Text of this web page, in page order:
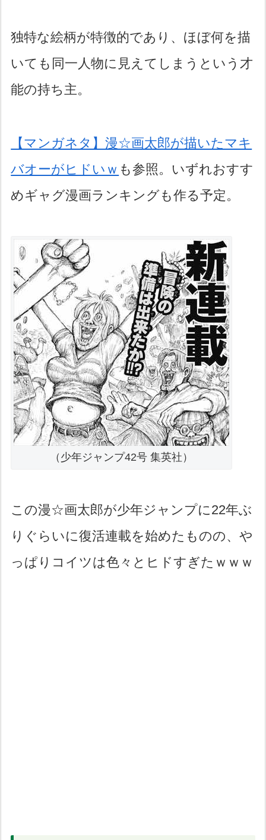
独特な絵柄が特徴的であり、ほぼ何を描
いても同一人物に見えてしまうという才
能の持ち主。
【マンガネタ】漫☆画太郎が描いたマキ
バオーがヒドいｗ も参照。いずれおすす
めギャグ漫画ランキングも作る予定。
（少年ジャンプ42号 集英社）
この漫☆画太郎が少年ジャンプに22年ぶ
りぐらいに復活連載を始めたものの、や
っぱりコイツは色々とヒドすぎたｗｗｗ